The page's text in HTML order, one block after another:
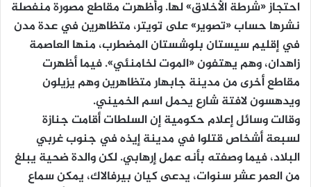
احتجاز «شرطة الأخلاق» لها. وأظهرت مقاطع مصورة منفصلة
نشرها حساب «تصوير» على تويتر، متظاهرين في عدة مدن
في إقليم سيستان بلوشستان المضطرب، منها العاصمة
زاهدان، وهم يهتفون «الموت لخامنئي». فيما أظهرت
مقاطع أخرى من مدينة جابهار متظاهرين وهم يزيلون
ويدهسون لافتة شارع يحمل اسم الخميني.
وقالت وسائل إعلام حكومية إن السلطات أقامت جنازة
لسبعة أشخاص قتلوا في مدينة إيذه في جنوب غربي
البلاد، فيما وصفته بأنه عمل إرهابي. لكن والدة ضحية يبلغ
من العمر عشر سنوات، يدعى كيان بيرفالاك، يمكن سماع